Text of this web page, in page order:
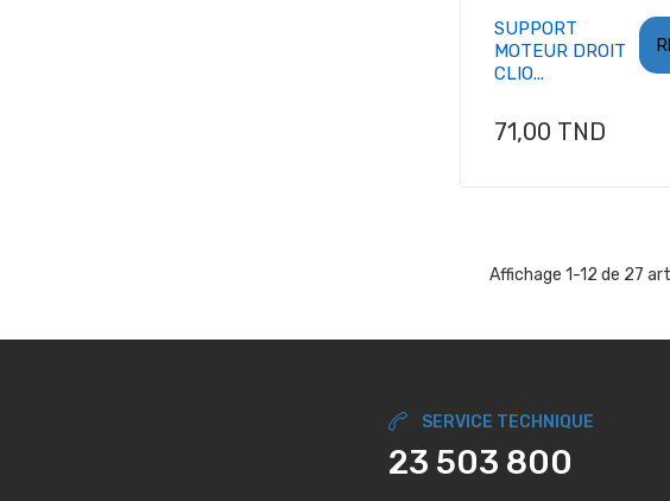
SUPPORT
MOTEUR DROIT
CLIO...
Prix
71,00 TND
Affichage 1-12 de 27
SERVICE TECHNIQUE
23 503 800